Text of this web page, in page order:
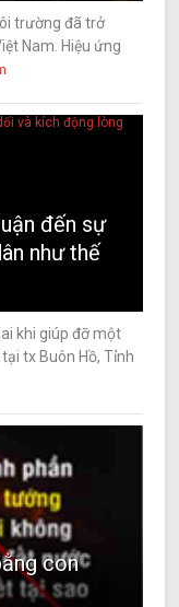
trường đã trở
Nam. Hiệu ứng
đến sự
như thế
khi giúp đỡ một
tx Buôn Hồ, Tỉnh
con